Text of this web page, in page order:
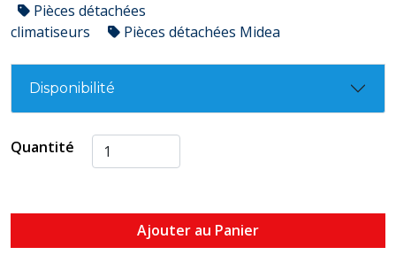
Pièces détachées
climatiseurs
Pièces détachées Midea
Disponibilité
Quantité
Ajouter au Panier